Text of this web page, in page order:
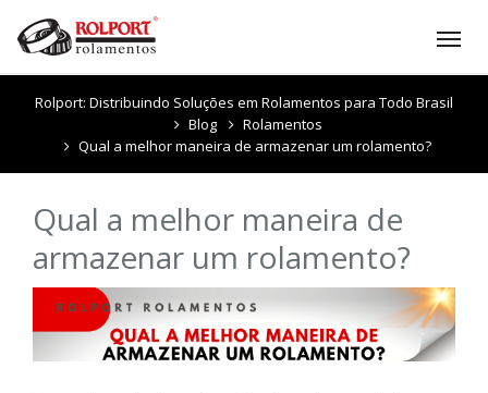
Rolport: Distribuindo Soluções em Rolamentos para Todo Brasil
Blog
Rolamentos
Qual a melhor maneira de armazenar um rolamento?
Qual a melhor maneira de
armazenar um rolamento?